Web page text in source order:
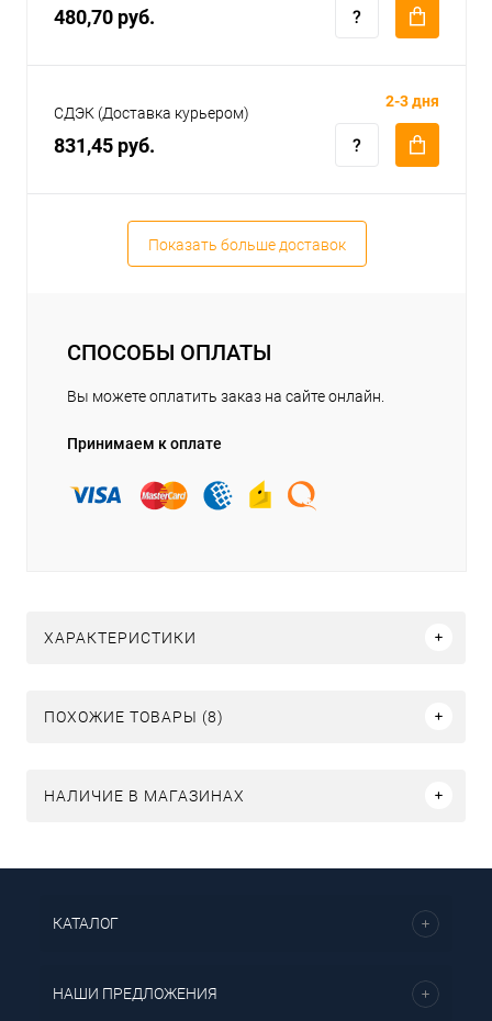
480,70 руб.
СДЭК (Доставка курьером)
831,45 руб.
2-3 дня
Показать больше доставок
СПОСОБЫ ОПЛАТЫ
Вы можете оплатить заказ на сайте онлайн.
Принимаем к оплате
ХАРАКТЕРИСТИКИ
ПОХОЖИЕ ТОВАРЫ (8)
НАЛИЧИЕ В МАГАЗИНАХ
КАТАЛОГ
НАШИ ПРЕДЛОЖЕНИЯ